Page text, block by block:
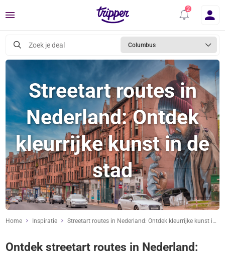
Menu
Zoek je deal Columbus
Streetart routes in
Nederland: Ontdek
kleurrijke kunst in de
stad
Home Inspiratie Streetart routes in Nederland: Ontdek kleurrijke kunst in de stad
Ontdek streetart routes in Nederland: